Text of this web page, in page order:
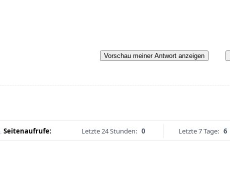
Vorschau meiner Antwort anzeigen
Seitenaufrufe: Letzte 24 Stunden: 0 Letzte 7 Tage: 6